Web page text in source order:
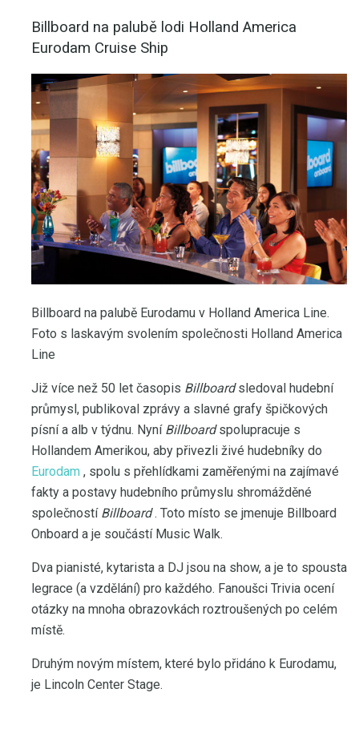
Billboard na palubě lodi Holland America
Eurodam Cruise Ship
Billboard na palubě Eurodamu v Holland America Line.
Foto s laskavým svolením společnosti Holland America
Line
Již více než 50 let časopis Billboardsledoval hudební
průmysl, publikoval zprávy a slavné grafy špičkových
písní a alb v týdnu. Nyní Billboardspolupracuje s
Hollandem Amerikou, aby přivezli živé hudebníky do
Eurodam , spolu s přehlídkami zaměřenými na zajímavé
fakty a postavy hudebního průmyslu shromážděné
společností Billboard. Toto místo se jmenuje Billboard
Onboard a je součástí Music Walk.
Dva pianisté, kytarista a DJ jsou na show, a je to spousta
legrace (a vzdělání) pro každého. Fanoušci Trivia ocení
otázky na mnoha obrazovkách roztroušených po celém
místě.
Druhým novým místem, které bylo přidáno k Eurodamu,
je Lincoln Center Stage.